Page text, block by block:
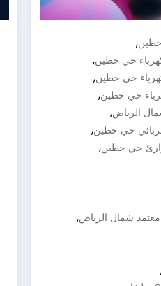
,
حي حطين,
حي حطين,
حي حطين,
الرياض,
حي حطين,
حي حطين,
معتمد شمال الرياض,